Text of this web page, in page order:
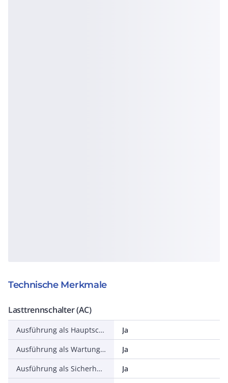
Technische Merkmale
Lasttrennschalter (AC)
Ausführung als Hauptschalter
Ja
Ausführung als Wartungs-/Reparaturschalter
Ja
Ausführung als Sicherheitsschalter
Ja